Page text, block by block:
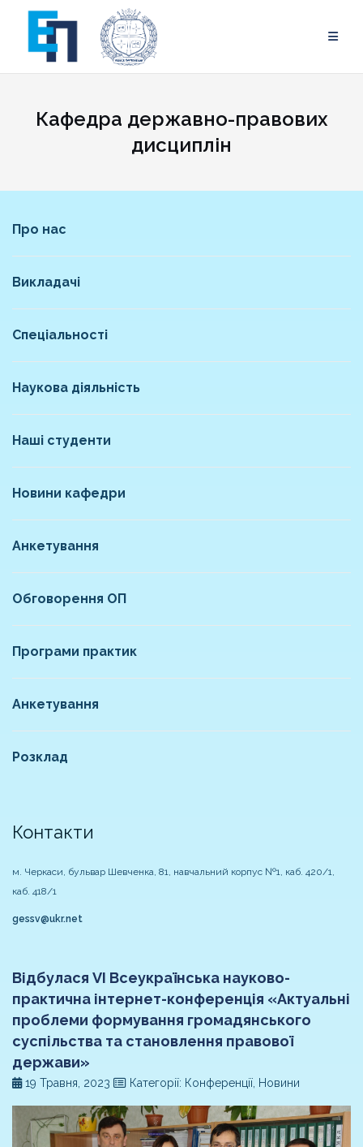
content
Кафедра державно-правових
дисциплін
Про нас
Викладачі
Спеціальності
Наукова діяльність
Наші студенти
Новини кафедри
Анкетування
Обговорення ОП
Програми практик
Анкетування
Розклад
Контакти
м. Черкаси, бульвар Шевченка, 81, навчальний корпус №1, каб. 420/1,
каб. 418/1
gessv@ukr.net
Відбулася VI Всеукраїнська науково-
практична інтернет-конференція «Актуальні
проблеми формування громадянського
суспільства та становлення правової
держави»
19 Травня, 2023 Категорії: Конференції, Новини